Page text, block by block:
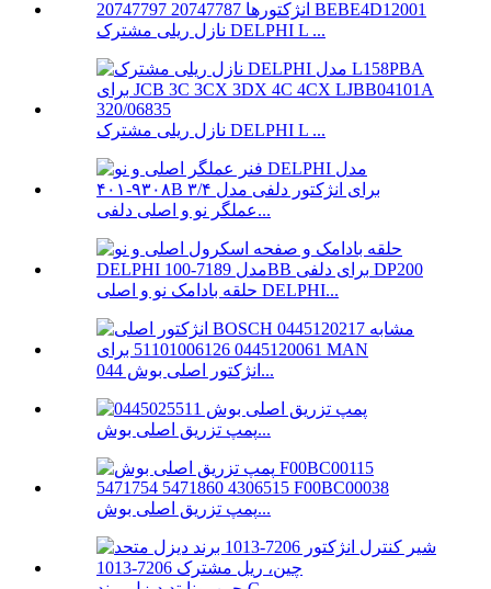
نازل ریلی مشترک DELPHI L ...
نازل ریلی مشترک DELPHI L ...
عملگر نو و اصلی دلفی...
حلقه بادامک نو و اصلی DELPHI...
انژکتور اصلی بوش 044...
پمپ تزریق اصلی بوش...
پمپ تزریق اصلی بوش...